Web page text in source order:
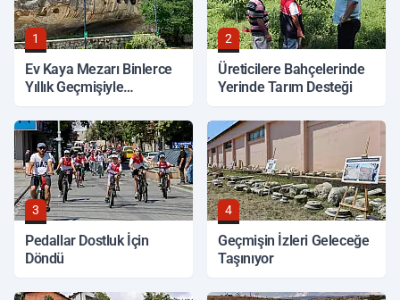
1
Ev Kaya Mezarı Binlerce
Yıllık Geçmişiyle
2
Üreticilere Bahçelerinde
Yerinde Tarım Desteği
3
Pedallar Dostluk İçin
Döndü
4
Geçmişin İzleri Geleceğe
Taşınıyor